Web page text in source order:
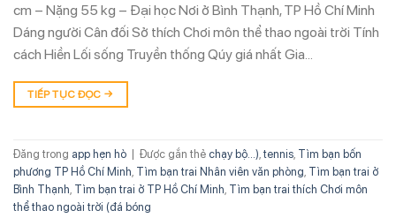
cm – Nặng 55 kg – Đại học Nơi ở Bình Thạnh, TP Hồ Chí Minh
Dáng người Cân đối Sở thích Chơi môn thể thao ngoài trời Tính
cách Hiền Lối sống Truyền thống Qúy giá nhất Gia…
TIẾP TỤC ĐỌC →
Đăng trong app hẹn hò Được gắn thẻ chạy bộ...) tennis Tìm bạn bốn
phương TP Hồ Chí Minh Tìm bạn trai Nhân viên văn phòng Tìm bạn trai ở
Bình Thạnh Tìm bạn trai ở TP Hồ Chí Minh Tìm bạn trai thích Chơi môn
thể thao ngoài trời (đá bóng